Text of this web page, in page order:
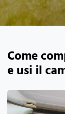
Come
e usi il